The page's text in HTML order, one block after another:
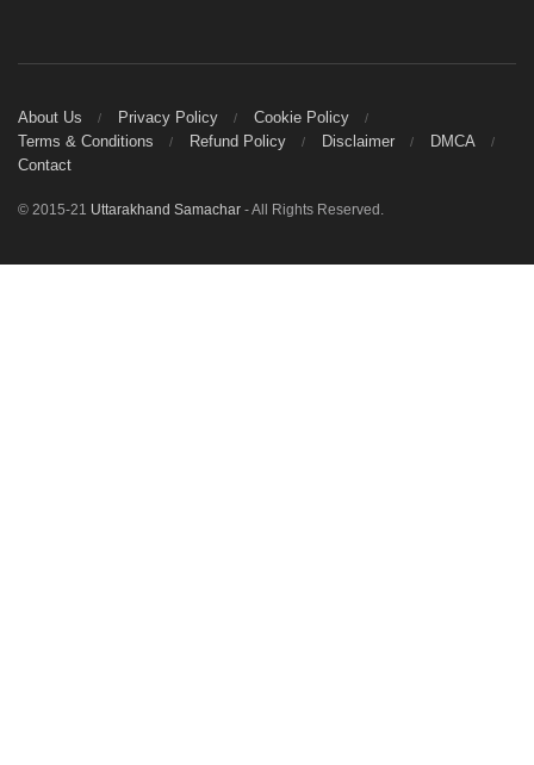
About Us Privacy Policy
Cookie Policy
Terms & Conditions
Refund Policy Disclaimer
DMCA
Contact
© 2015-21 Uttarakhand Samachar - All Rights Reserved.